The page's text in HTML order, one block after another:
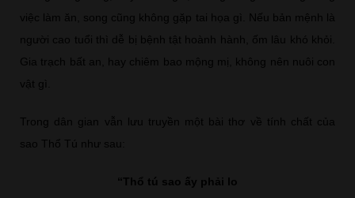
việc làm ăn, song cũng không gặp tai họa gì. Nếu bản mệnh là
người cao tuổi thì dễ bị bệnh tật hoành hành, ốm lâu khó khỏi.
Gia trạch bất an, hay chiêm bao mộng mị, không nên nuôi con
vật gì.
Trong dân gian vẫn lưu truyền một bài thơ về tính chất của
sao Thổ Tú như sau:
“Thổ tú sao ấy phải lo